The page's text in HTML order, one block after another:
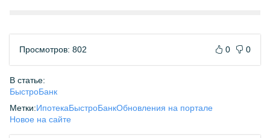
Просмотров: 802 0 0
В статье:
БыстроБанк
Метки:ИпотекаБыстроБанкОбновления на портале
Новое на сайте